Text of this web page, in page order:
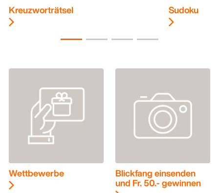
Kreuzworträtsel Sudoku
Wettbewerbe Blickfang einsenden
und Fr. 50.- gewinnen